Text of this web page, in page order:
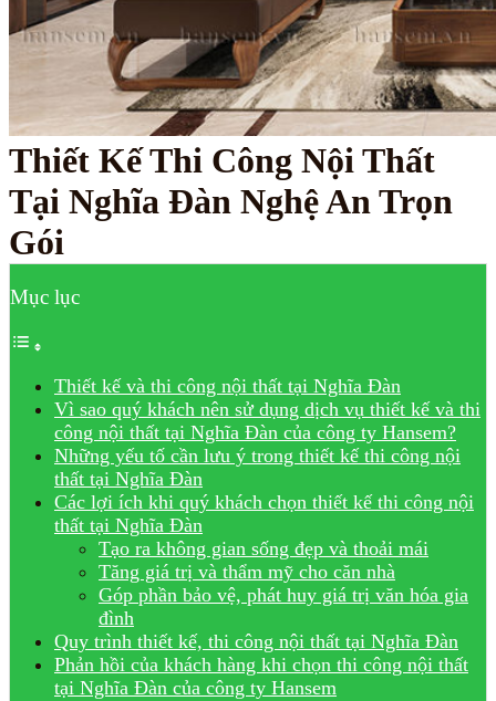
Thiết Kế Thi Công Nội Thất
Tại Nghĩa Đàn Nghệ An Trọn
Gói
Mục lục
Thiết kế và thi công nội thất tại Nghĩa Đàn
Vì sao quý khách nên sử dụng dịch vụ thiết kế và thi
công nội thất tại Nghĩa Đàn của công ty Hansem?
Những yếu tố cần lưu ý trong thiết kế thi công nội
thất tại Nghĩa Đàn
Các lợi ích khi quý khách chọn thiết kế thi công nội
thất tại Nghĩa Đàn
Tạo ra không gian sống đẹp và thoải mái
Tăng giá trị và thẩm mỹ cho căn nhà
Góp phần bảo vệ, phát huy giá trị văn hóa gia
đình
Quy trình thiết kế, thi công nội thất tại Nghĩa Đàn
Phản hồi của khách hàng khi chọn thi công nội thất
tại Nghĩa Đàn của công ty Hansem